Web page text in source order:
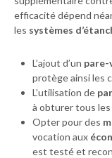
efficacité dépend
les systèmes
L’ajout d’un pare-
protège ainsi les
L’utilisation de
à obturer tous
Opter pour des
vocation aux
est testé et